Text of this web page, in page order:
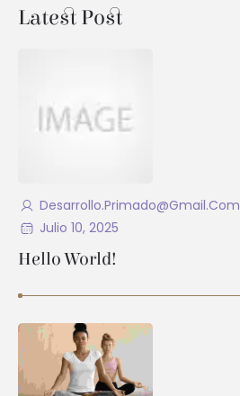
Latest Post
Julio 10, 2025
Desarrollo.primado@gmail.com
Hello World!